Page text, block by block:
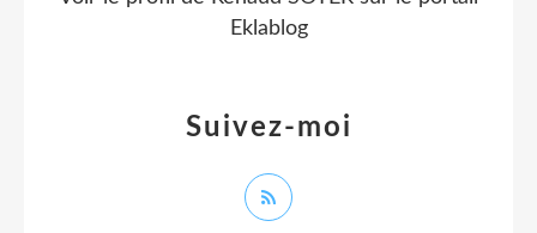
Suivez-moi
Eklablog